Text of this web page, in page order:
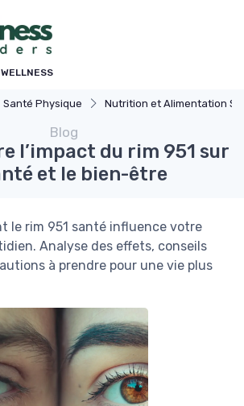
Santé Physique Nutrition et Alimentation Saine
Blog
l’impact du rim 951 sur
et le bien-être
le rim 951 santé influence votre
Analyse des effets, conseils
à prendre pour une vie plus